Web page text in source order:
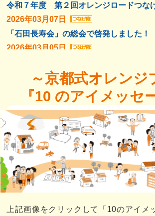
令和７年度 第２回オレンジロードつな
2026年03月07日
「石田長寿会」の総会で啓発しました！
2026年03月05日
2026年03月03日
「石田ヨガサークル」で啓発しました！
2026年03月02日
京都丹波オレンジロードつなげ隊 隊員だ
2026年02月27日
【受講者募集中】認知症サポーターステ
2026年02月13日
乙訓地域にオレンジの花を咲かせよう～
～京都式オレンジ
『10 のアイメッセ
上記画像をクリックして「10のアイメ